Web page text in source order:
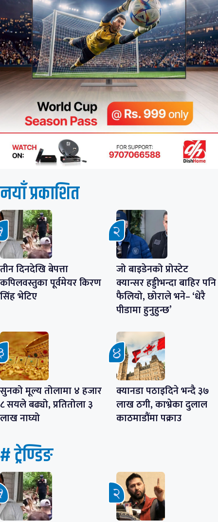
नयाँ प्रकाशित
तीन दिनदेखि बेपत्ता
कपिलवस्तुका पूर्वमेयर किरण
सिंह भेटिए
जो बाइडेनको प्रोस्टेट
क्यान्सर हड्डीभन्दा बाहिर पनि
फैलियो, छोराले भने– ‘धेरै
पीडामा हुनुहुन्छ’
सुनको मूल्य तोलामा ४ हजार
८ सयले बढ्यो, प्रतितोला ३
लाख नाघ्यो
क्यानडा पठाइदिने भन्दै ३७
लाख ठगी, काभ्रेका दुलाल
काठमाडौंमा पक्राउ
# ट्रेण्डिङ